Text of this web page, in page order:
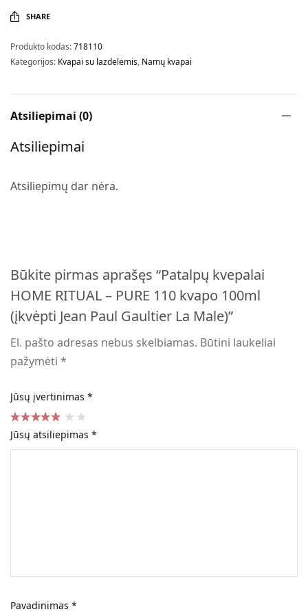
SHARE
Produkto kodas:718110
Kategorijos: Kvapai su lazdelėmis, Namų kvapai
Atsiliepimai (0)
Atsiliepimai
Atsiliepimų dar nėra.
Būkite pirmas aprašęs “Patalpų kvepalai
HOME RITUAL – PURE 110 kvapo 100ml
(įkvėpti Jean Paul Gaultier La Male)”
El. pašto adresas nebus skelbiamas. Būtini laukeliai
pažymėti*
Jūsų įvertinimas *
Jūsų atsiliepimas*
Pavadinimas*